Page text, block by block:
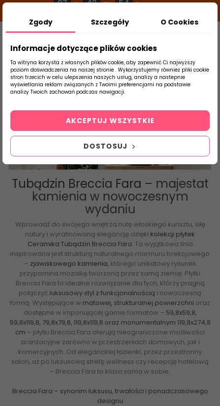
07 g 42 m 53 s
Szukaj
produktu
Strona Główna Salon / Taras Tubądzin
Breccia Fara
Tubądzin Breccia Fara – majestat
kamienia w nowoczesnym
wydaniu
Wprowadź do swojego wnętrza nutę włoskiego kunsztu, siłę
natury i wyrafinowaną elegancję dzięki kolekcji płytek
Ceramika Tubądzin Breccia Fara. Ta wyjątkowa linia
inspirowana jest strukturą naturalnego marmuru brekcjowego
– zjawiskowego kamienia, którego unikatowy rysunek
przypomina mozaikę tworzoną przez samą ziemię. Płytki
Breccia Fara to idealne rozwiązanie dla tych, którzy pragną
połączyć luksusowy styl z funkcjonalnością i nowoczesną
formą. Występujące w matowej, strukturalnej powierzchni oraz
dostępne w imponującej gamie formatów – 59,8x59,8,
59,8x119,8, 79,8x79,8, 119,8x119,8 oraz monumentalnym 119,8x274,8
cm – płytki Breccia Fara oferują nieograniczone możliwości
aranżacyjne zarówno w przestrzeniach domowych, jak i
komercyjnych. Od eleganckiej łazienki, przez przestronny
salon, aż po luksusową strefę wellness czy recepcję hotelową
– Breccia Fara to klasa sama w sobie.
Breccia Fara – synonim luksusu, trwałości i ponadczasowego
designu
Zgody Szczegóły O Cookies
Informacje dotyczące plików cookies
Ta witryna korzysta z własnych plików cookie, aby zapewnić Ci najwyższy
poziom doświadczenia na naszej stronie . Wykorzystujemy również pliki cookie
stron trzecich w celu ulepszenia naszych usług, analizy a nastepnie
wyświetlania reklam związanych z Twoimi preferencjami na podstawie
analizy Twoich zachowań podczas nawigacji.
DOSTOSUJ
AKCEPTUJ WSZYSTKIE